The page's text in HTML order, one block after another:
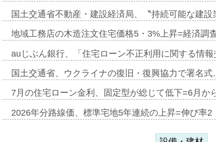
国土交通省不動産・建設経済局、〝持続可能な建
地域工務店の木造注文住宅価格5・3%上昇=経済調
auじぶん銀行、「住宅ローン不正利用に関する情
国土交通省、ウクライナの復旧・復興協力で署名
7月の住宅ローン金利、固定型が総じて低下=6月か
2026年分路線価、標準宅地5年連続の上昇=伸び率